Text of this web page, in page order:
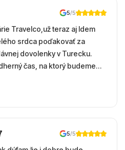
5/5
Travelco,už teraz aj Idem
srdca poďakovať za
dovolenky v Turecku.
čas, na ktorý budeme
​Všetko prebehlo
výberu zájazdu, cez
nás dostalo najviac: ​Skvelé
ochotní a starostliví
5/5